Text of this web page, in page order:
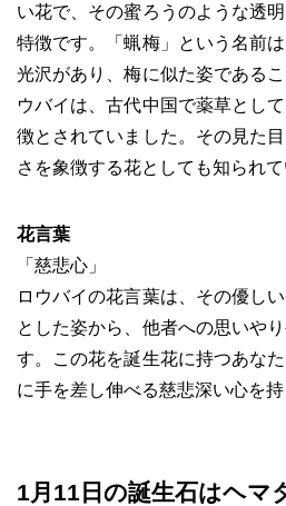
い花で、その蜜ろうのような透
特徴です。「蝋梅」という名前
光沢があり、梅に似た姿である
ウバイは、古代中国で薬草とし
徴とされていました。その見た
さを象徴する花としても知られて
花言葉
「慈悲心」
ロウバイの花言葉は、その優し
とした姿から、他者への思いや
す。この花を誕生花に持つあな
に手を差し伸べる慈悲深い心を持
1月11日の誕生石はヘマ